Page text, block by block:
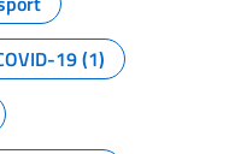
19 (1)